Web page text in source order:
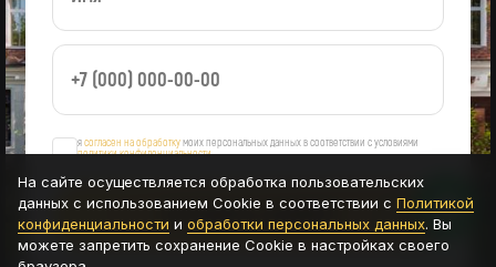
ясогласен на обработкумоих персональных данных в соответствии с условиями
политики конфиденциальности
ОСТАВИТЬ ЗАЯВКУ
На сайте осуществляется обработка пользовательских
данных с использованием Cookie в соответствии с Политикой
конфиденциальности и обработки персональных данных. Вы
можете запретить сохранение Cookie в настройках своего